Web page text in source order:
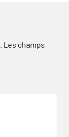
Les champs